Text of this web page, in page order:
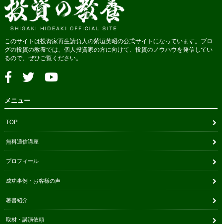
このサイトは投資家再生請負人の紫垣英昭の公式サイトになっています。ブロ
グの投資の教養では、個人投資家の方に向けて、投資のノウハウを発信してい
るので、ぜひご覧ください。
メニュー
TOP
無料通信講座
プロフィール
成功事例・お客様の声
著書紹介
取材・講演依頼